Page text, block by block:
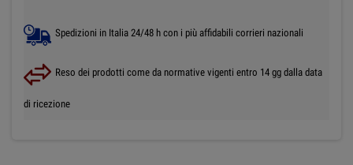
Spedizioni in Italia 24/48 h con i più affidabili corrieri nazionali
Reso dei prodotti come da normative vigenti entro 14 gg dalla data
di ricezione